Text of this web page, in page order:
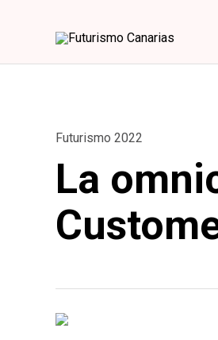
La
Category
Futurismo 2022